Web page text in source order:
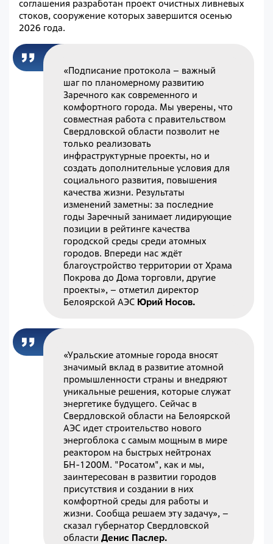
соглашения разработан проект очистных ливневых
стоков, сооружение которых завершится осенью
2026 года.
«Подписание протокола – важный
шаг по планомерному развитию
Заречного как современного и
комфортного города. Мы уверены, что
совместная работа с правительством
Свердловской области позволит не
только реализовать
инфраструктурные проекты, но и
создать дополнительные условия для
социального развития, повышения
качества жизни. Результаты
изменений заметны: за последние
годы Заречный занимает лидирующие
позиции в рейтинге качества
городской среды среди атомных
городов. Впереди нас ждёт
благоустройство территории от Храма
Покрова до Дома торговли, другие
проекты», – отметил директор
Белоярской АЭС Юрий Носов.
«Уральские атомные города вносят
значимый вклад в развитие атомной
промышленности страны и внедряют
уникальные решения, которые служат
энергетике будущего. Сейчас в
Свердловской области на Белоярской
АЭС идет строительство нового
энергоблока с самым мощным в мире
реактором на быстрых нейтронах
БН-1200М. "Росатом", как и мы,
заинтересован в развитии городов
присутствия и создании в них
комфортной среды для работы и
жизни. Сообща решаем эту задачу», –
сказал губернатор Свердловской
областиДенис Паслер.